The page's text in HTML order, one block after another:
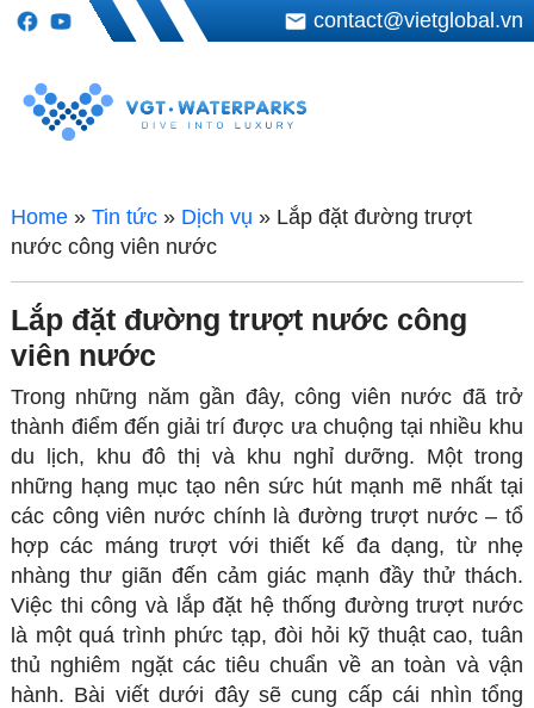
contact@vietglobal.vn
Home» Tin tức» Dịch vụ » Lắp đặt đường trượt
nước công viên nước
Lắp đặt đường trượt nước công
viên nước
Trong những năm gần đây, công viên nước đã trở
thành điểm đến giải trí được ưa chuộng tại nhiều khu
du lịch, khu đô thị và khu nghỉ dưỡng. Một trong
những hạng mục tạo nên sức hút mạnh mẽ nhất tại
các công viên nước chính là đường trượt nước – tổ
hợp các máng trượt với thiết kế đa dạng, từ nhẹ
nhàng thư giãn đến cảm giác mạnh đầy thử thách.
Việc thi công và lắp đặt hệ thống đường trượt nước
là một quá trình phức tạp, đòi hỏi kỹ thuật cao, tuân
thủ nghiêm ngặt các tiêu chuẩn về an toàn và vận
hành. Bài viết dưới đây sẽ cung cấp cái nhìn tổng